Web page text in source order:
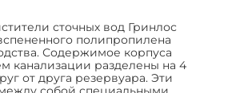
сточных вод Гринлос
полипропилена
Содержимое корпуса
канализации разделены на 4
от друга резервуара. Эти